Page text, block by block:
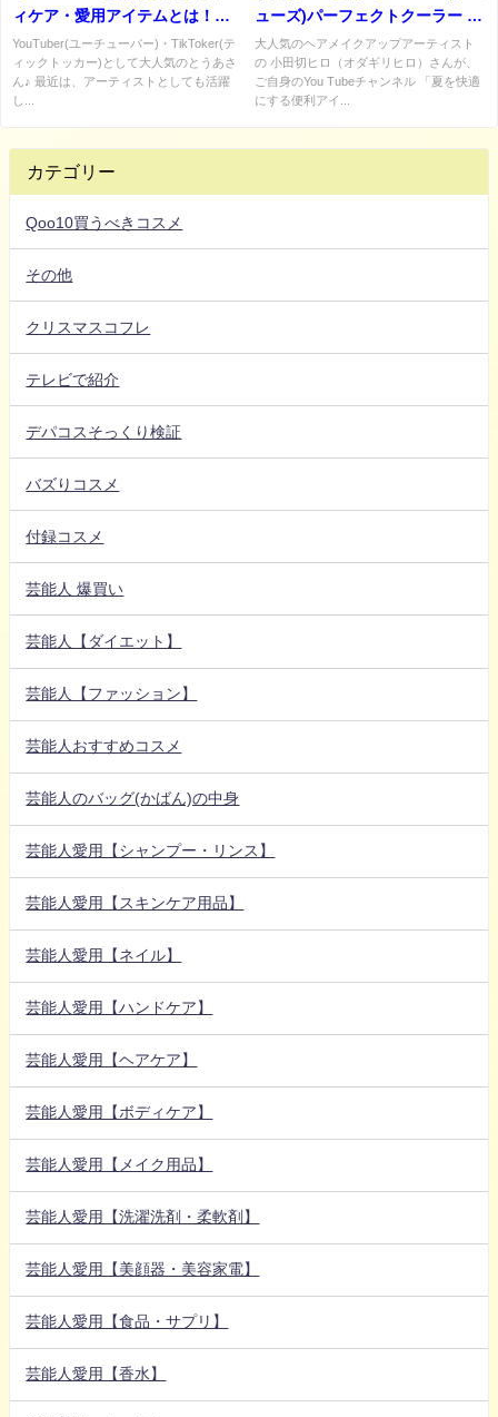
ィケア・愛用アイテムとは！？
♡（酵素・ビタミン）などまと
め
YouTuber(ユーチューバー)・TikToker(テ
ィックトッカー)として大人気のとうあさ
ん♪ 最近は、アーティストとしても活躍
し...
ューズ)パーフェクトクーラー フ
ェイスローラー】口コミ・レビ
ューは？
大人気のヘアメイクアップアーティスト
の 小田切ヒロ（オダギリヒロ）さんが、
ご自身のYou Tubeチャンネル 「夏を快適
にする便利アイ...
カテゴリー
Qoo10買うべきコスメ
その他
クリスマスコフレ
テレビで紹介
デパコスそっくり検証
バズりコスメ
付録コスメ
芸能人 爆買い
芸能人【ダイエット】
芸能人【ファッション】
芸能人おすすめコスメ
芸能人のバッグ(かばん)の中身
芸能人愛用【シャンプー・リンス】
芸能人愛用【スキンケア用品】
芸能人愛用【ネイル】
芸能人愛用【ハンドケア】
芸能人愛用【ヘアケア】
芸能人愛用【ボディケア】
芸能人愛用【メイク用品】
芸能人愛用【洗濯洗剤・柔軟剤】
芸能人愛用【美顔器・美容家電】
芸能人愛用【食品・サプリ】
芸能人愛用【香水】